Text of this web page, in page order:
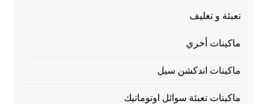
تعبئة و تغليف
ماكينات أخري
ماكينات اندكشن سيل
ماكينات تعبئة سوائل اوتوماتيك